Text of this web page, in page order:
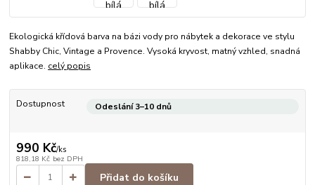
Ekologická křídová barva na bázi vody pro nábytek a dekorace ve stylu
Shabby Chic, Vintage a Provence. Vysoká kryvost, matný vzhled, snadná
aplikace. celý popis
Dostupnost Odeslání 3–10 dnů
990 Kč/ks
818,18 Kč bez DPH
Přidat do košíku